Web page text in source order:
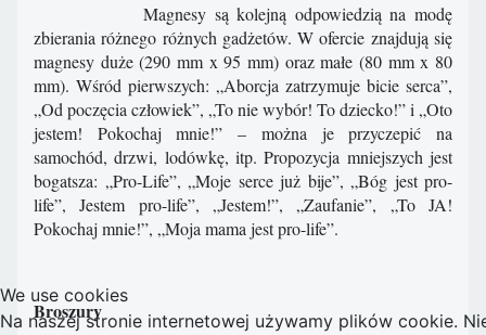
Magnesy są kolejną odpowiedzią na modę
zbierania różnego różnych gadżetów. W ofercie znajdują się
magnesy duże (290 mm x 95 mm) oraz małe (80 mm x 80
mm). Wśród pierwszych: „Aborcja zatrzymuje bicie serca”,
„Od poczęcia człowiek”, „To nie wybór! To dziecko!” i „Oto
jestem! Pokochaj mnie!” – można je przyczepić na
samochód, drzwi, lodówkę, itp. Propozycja mniejszych jest
bogatsza: „Pro-Life”, „Moje serce już bije”, „Bóg jest pro-
life”, Jestem pro-life”, „Jestem!”, „Zaufanie”, „To JA!
Pokochaj mnie!”, „Moja mama jest pro-life”.
Broszury
We use cookies
Na naszej stronie internetowej używamy plików cookie.